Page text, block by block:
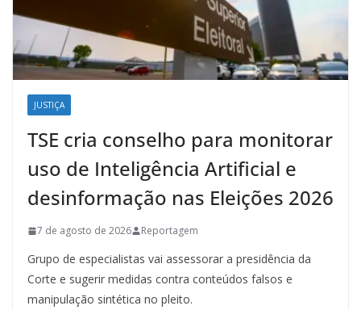
JUSTIÇA
TSE cria conselho para monitorar
uso de Inteligência Artificial e
desinformação nas Eleições 2026
7 de agosto de 2026 Reportagem
Grupo de especialistas vai assessorar a presidência da
Corte e sugerir medidas contra conteúdos falsos e
manipulação sintética no pleito.